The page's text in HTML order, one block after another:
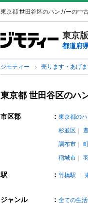
東京都 世田谷区のハンガーの中
東京版
都道府
ジモティー 売ります・あげ
東京都 世田谷区のハ
市区郡 ： 東京都の
杉並区
調布市
稲城市
駅 ： 竹橋駅
ジャンル ： 全ての生